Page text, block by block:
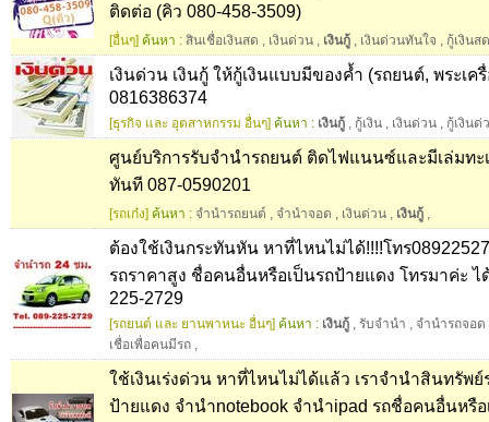
ติดต่อ (คิว 080-458-3509)
[อื่นๆ] ค้นหา : สินเชื่อเงินสด เงินด่วน เงินกู้ เงินด่วนทันใจ กู้เงินส
เงินด่วน เงินกู้ ให้กู้เงินแบบมีของค้ำ (รถยนต์, พระเค
0816386374
[ธุรกิจ และ อุตสาหกรรม อื่นๆ] ค้นหา : เงินกู้ กู้เงิน เงินด่วน กู้เงินด่
ศูนย์บริการรับจำนำรถยนต์ ติดไฟแนนซ์และมีเล่มทะ
ทันที 087-0590201
[รถเก๋ง] ค้นหา : จำนำรถยนต์ จำนำจอด เงินด่วน เงินกู้
ต้องใช้เงินกระทันหัน หาที่ไหนไม่ได้!!!!โทร
รถราคาสูง ชื่อคนอื่นหรือเป็นรถป้ายแดง โทรมาค่ะ
225-2729
[รถยนต์ และ ยานพาหนะ อื่นๆ] ค้นหา : เงินกู้ รับจำนำ จำนำรถจอด
เชื่อเพื่อคนมีรถ
ใช้เงินเร่งด่วน หาที่ไหนไม่ได้แล้ว เราจำนำสินทรัพ
ป้ายแดง จำนำnotebook จำนำipad รถชื่อคนอื่นหรื